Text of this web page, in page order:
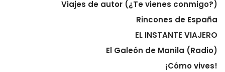
Viajes de autor (¿Te vienes conmigo?)
Rincones de España
EL INSTANTE VIAJERO
El Galeón de Manila (Radio)
¡Cómo vives!